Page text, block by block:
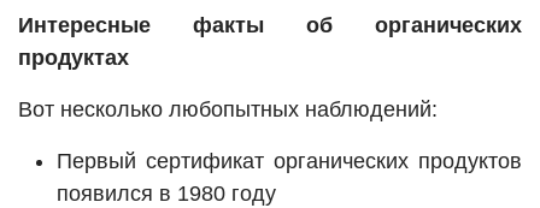
Интересные факты об органических
продуктах
Вот несколько любопытных наблюдений:
Первый сертификат органических продуктов
появился в 1980 году